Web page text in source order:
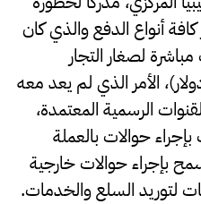
أنواع الدفع والذي كان
لصغار التجار
بمبلغ ( 100 الف دولار)، الأمر الذي لم يعد معه
الرسمية المعتمدة،
حوالات بالعملة
بإجراء حوالات خارجية
لتوريد السلع والخدمات.